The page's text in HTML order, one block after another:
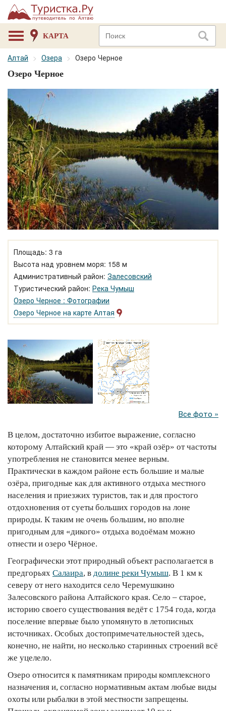
КАРТА
Алтай Озера
Озеро Черное
Озеро Черное
Площадь: 3 га
Высота над уровнем моря: 158 м
Административный район: Залесовский
Туристический район: Река Чумыш
Озеро Черное : Фотографии
Озеро Черное на карте Алтая
Все фото »
В целом, достаточно избитое выражение, согласно
которому Алтайский край — это «край озёр» от частоты
употребления не становится менее верным.
Практически в каждом районе есть большие и малые
озёра, пригодные как для активного отдыха местного
населения и приезжих туристов, так и для простого
отдохновения от суеты больших городов на лоне
природы. К таким не очень большим, но вполне
пригодным для «дикого» отдыха водоёмам можно
отнести и озеро Чёрное.
Географически этот природный объект располагается в
предгорьях Салаира, в долине реки Чумыш. В 1 км к
северу от него находится село Черемушкино
Залесовского района Алтайского края. Село – старое,
историю своего существования ведёт с 1754 года, когда
поселение впервые было упомянуто в летописных
источниках. Особых достопримечательностей здесь,
конечно, не найти, но несколько старинных строений всё
же уцелело.
Озеро относится к памятникам природы комплексного
назначения и, согласно нормативным актам любые виды
охоты или рыбалки в этой местности запрещены.